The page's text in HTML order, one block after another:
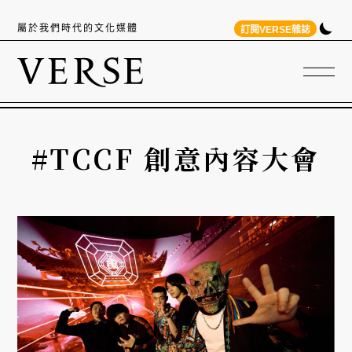
屬於我們時代的文化媒體 訂閱VERSE雜誌
#TCCF 創意內容大會